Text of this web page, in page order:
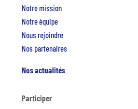
Notre mission
Notre équipe
Nous rejoindre
Nos partenaires
Nos actualités
Participer